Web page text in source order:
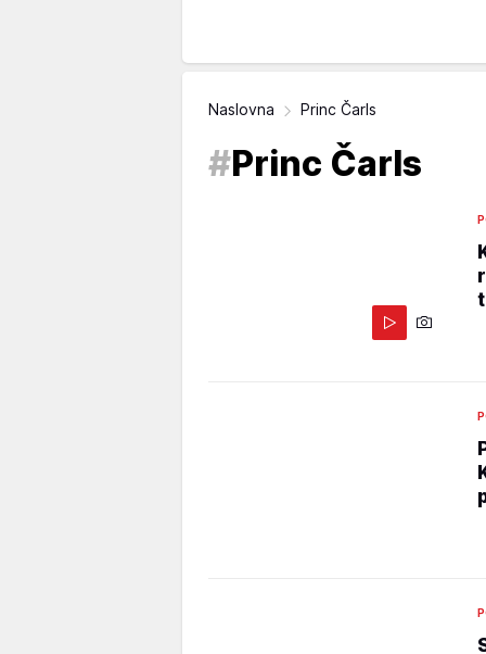
Naslovna Princ Čarls
#Princ Čarls